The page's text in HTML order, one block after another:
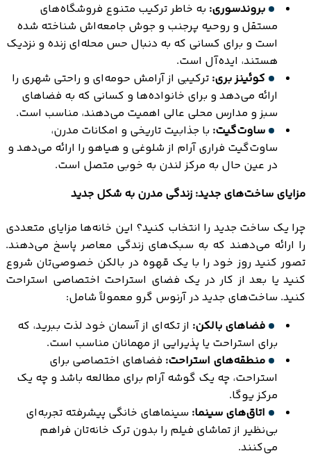
بروندسوری: به خاطر ترکیب متنوع فروشگاه‌های
مستقل و روحیه پرجنب و جوش جامعه‌اش شناخته شده
است و برای کسانی که به دنبال حس محله‌ای زنده و نزدیک
هستند، ایده‌آل است.
کوئینز بری: ترکیبی از آرامش حومه‌ای و راحتی شهری را
ارائه می‌دهد و برای خانواده‌ها و کسانی که به فضاهای
سبز و مدارس محلی عالی اهمیت می‌دهند، مناسب است.
ساوت‌گیت: با جذابیت تاریخی و امکانات مدرن،
ساوت‌گیت فراری آرام از شلوغی و هیاهو را ارائه می‌دهد و
در عین حال به مرکز لندن به خوبی متصل است.
مزایای ساخت‌های جدید: زندگی مدرن به شکل جدید
چرا یک ساخت جدید را انتخاب کنید؟ این خانه‌ها مزایای متعددی
را ارائه می‌دهند که به سبک‌های زندگی معاصر پاسخ می‌دهند.
تصور کنید روز خود را با یک قهوه در بالکن خصوصی‌تان شروع
کنید یا بعد از کار در یک فضای استراحت اختصاصی استراحت
کنید. ساخت‌های جدید در آرنوس گرو معمولاً شامل:
فضاهای بالکن: از تکه‌ای از آسمان خود لذت ببرید، که
برای استراحت یا پذیرایی از مهمانان مناسب است.
منطقه‌های استراحت: فضاهای اختصاصی برای
استراحت، چه یک گوشه آرام برای مطالعه باشد و چه یک
مرکز یوگا.
اتاق‌های سینما: سینماهای خانگی پیشرفته تجربه‌ای
بی‌نظیر از تماشای فیلم را بدون ترک خانه‌تان فراهم
می‌کنند.